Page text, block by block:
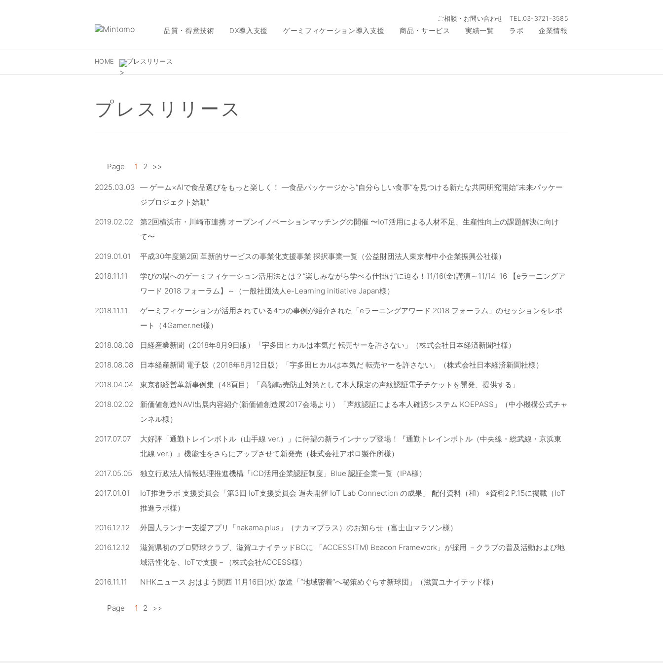
ご相談・お問い合わせ TEL.03-3721-3585
品質・得意技術 DX導入支援 ゲーミフィケーション導入支援 商品・サービス 実績一覧 ラボ 企業情報
HOME プレスリリース
プレスリリース
Page 1 2 >>
2025.03.03 ― ゲーム×AIで食品選びをもっと楽しく！ ―食品パッケージから“自分らしい食事”を見つける新たな共同研究開始“未来パッケー
ジプロジェクト始動”
2019.02.02
第2回横浜市・川崎市連携 オープンイノベーションマッチングの開催 〜IoT活用による人材不足、生産性向上の課題解決に向け
て〜
2019.01.01 平成30年度第2回 革新的サービスの事業化支援事業 採択事業一覧（公益財団法人東京都中小企業振興公社様）
2018.11.11
学びの場へのゲーミフィケーション活用法とは？“楽しみながら学べる仕掛け”に迫る！11/16(金)講演～11/14-16 【eラーニングア
ワード 2018 フォーラム】～（一般社団法人e-Learning initiative Japan様）
2018.11.11
ゲーミフィケーションが活用されている4つの事例が紹介された「eラーニングアワード 2018 フォーラム」のセッションをレポ
ート（4Gamer.net様）
2018.08.08 日経産業新聞（2018年8月9日版）「宇多田ヒカルは本気だ 転売ヤーを許さない」（株式会社日本経済新聞社様）
2018.08.08 日本経産新聞 電子版（2018年8月12日版）「宇多田ヒカルは本気だ 転売ヤーを許さない」（株式会社日本経済新聞社様）
2018.04.04 東京都経営革新事例集（48頁目）「高額転売防止対策として本人限定の声紋認証電子チケットを開発、提供する」
2018.02.02
新価値創造NAVI出展内容紹介(新価値創造展2017会場より）「声紋認証による本人確認システム KOEPASS」（中小機構公式チャ
ンネル様）
2017.07.07
大好評「通勤トレインボトル（山手線 ver.）」に待望の新ラインナップ登場！『通勤トレインボトル（中央線・総武線・京浜東
北線 ver.）』機能性をさらにアップさせて新発売（株式会社アポロ製作所様）
2017.05.05 独立行政法人情報処理推進機構「iCD活用企業認証制度」Blue 認証企業一覧（IPA様）
2017.01.01
IoT推進ラボ 支援委員会「第3回 IoT支援委員会 過去開催 IoT Lab Connection の成果」 配付資料（和） ※資料2 P.15に掲載（IoT
推進ラボ様）
2016.12.12 外国人ランナー支援アプリ「nakama.plus」（ナカマプラス）のお知らせ（富士山マラソン様）
2016.12.12
滋賀県初のプロ野球クラブ、滋賀ユナイテッドBCに 「ACCESS(TM) Beacon Framework」が採用 －クラブの普及活動および地
域活性化を、IoTで支援－（株式会社ACCESS様）
2016.11.11 NHKニュース おはよう関西 11月16日(水) 放送「“地域密着”へ秘策めぐらす新球団」（滋賀ユナイテッド様）
Page 1 2 >>